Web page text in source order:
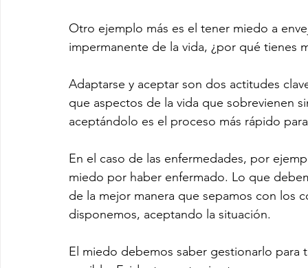
Otro ejemplo más es el tener miedo a
impermanente de la vida, ¿por qué tienes
Adaptarse y aceptar son dos actitudes
que aspectos de la vida que sobrevienen
aceptándolo es el proceso más rápido
En el caso de las enfermedades, por
miedo por haber enfermado. Lo que
de la mejor manera que sepamos con los
disponemos, aceptando la situación.
El miedo debemos saber gestionarlo